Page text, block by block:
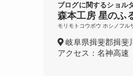
ブログに関するショル
森本工房 星のふ
モリモトコウボウ ホシノフル
岐阜県揖斐郡揖斐
アクセス：名神高速